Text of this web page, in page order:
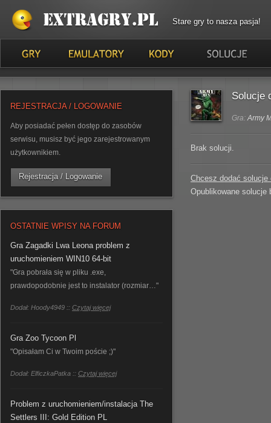
Stare gry to nasza pasja!
REJESTRACJA / LOGOWANIE
Aby posiadać pełen dostęp do zasobów
serwisu, musisz być jego zarejestrowanym
użytkownikiem.
Rejestracja / Logowanie
OSTATNIE WPISY NA FORUM
Gra Zagadki Lwa Leona problem z
uruchomieniem WIN10 64-bit
"Gra pobrała się w pliku .exe,
prawdopodobnie jest to instalator (rozmiar…"
Dodał: Hoody4949 :: Czytaj więcej
Gra Zoo Tycoon Pl
"Opisałam Ci w Twoim poście ;)"
Dodał: ElficzkaPatka :: Czytaj więcej
Problem z uruchomieniem/instalacja The
Settlers III: Gold Edition PL
Solucje
Gra:Army
Brak solucji.
Chcesz dodać solucje
Opublikowane solucje